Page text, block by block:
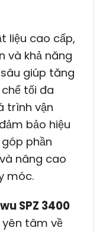
liệu cao cấp,
và khả năng
giúp tăng
tối đa
trình vận
bảo hiệu
phần
nâng cao
móc.
SPZ 3400
yên tâm về